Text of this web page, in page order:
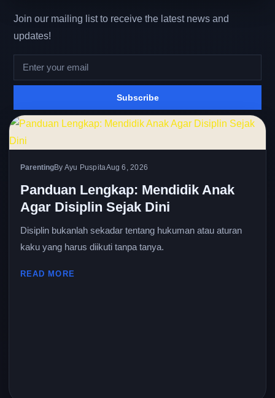
Join our mailing list to receive the latest news and
updates!
Subscribe
ParentingBy Ayu PuspitaAug 6, 2026
Panduan Lengkap: Mendidik Anak
Agar Disiplin Sejak Dini
Disiplin bukanlah sekadar tentang hukuman atau aturan
kaku yang harus diikuti tanpa tanya.
READ MORE